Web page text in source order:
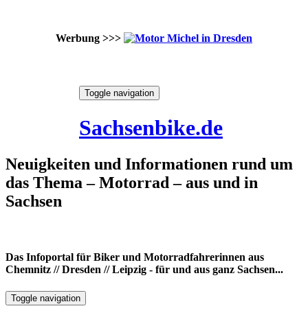
Werbung >>>
Toggle navigation
Sachsenbike.de
Neuigkeiten und Informationen rund um
das Thema – Motorrad – aus und in
Sachsen
Das Infoportal für Biker und Motorradfahrerinnen aus
Chemnitz // Dresden // Leipzig - für und aus ganz Sachsen...
Toggle navigation